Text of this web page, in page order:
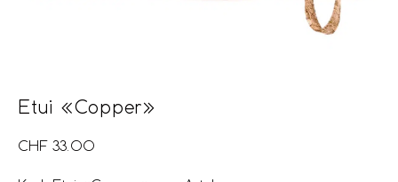
Etui «Copper»
CHF 33.00